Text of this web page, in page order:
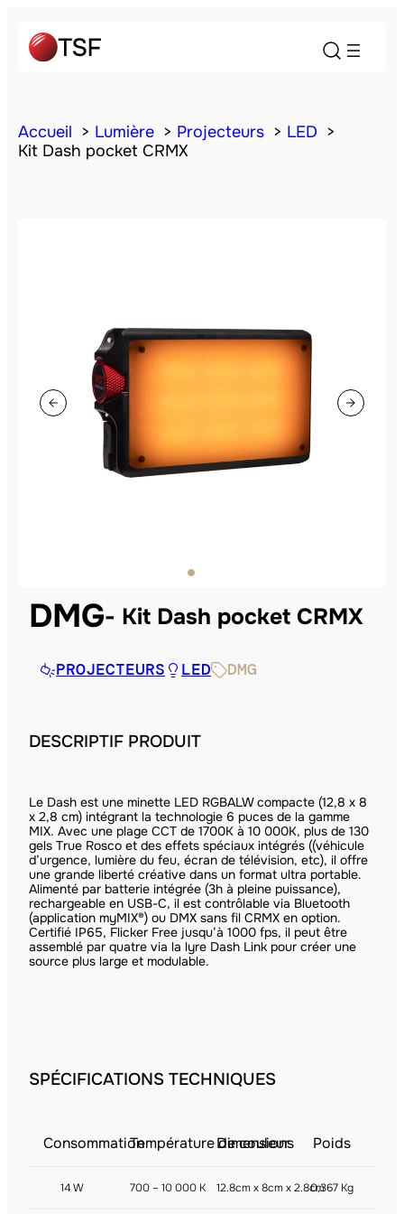
Accueil Lumière Projecteurs
LED
Kit Dash pocket CRMX
DMG Kit Dash pocket CRMX
PROJECTEURS LED DMG
DESCRIPTIF PRODUIT
Le Dash est une minette LED RGBALW compacte (12,8 x 8
x 2,8 cm) intégrant la technologie 6 puces de la gamme
MIX. Avec une plage CCT de 1700K à 10 000K, plus de 130
gels True Rosco et des effets spéciaux intégrés ((véhicule
d’urgence, lumière du feu, écran de télévision, etc), il offre
une grande liberté créative dans un format ultra portable.
Alimenté par batterie intégrée (3h à pleine puissance),
rechargeable en USB-C, il est contrôlable via Bluetooth
(application myMIX®) ou DMX sans fil CRMX en option.
Certifié IP65, Flicker Free jusqu’à 1000 fps, il peut être
assemblé par quatre via la lyre Dash Link pour créer une
source plus large et modulable.
SPÉCIFICATIONS TECHNIQUES
ConsommationTempérature de couleur
Dimensions Poids
14 W 700 – 10 000 K 12.8cm x 8cm x 2.8cm0,367 Kg